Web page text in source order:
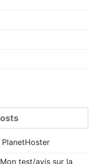
test/avis sur la